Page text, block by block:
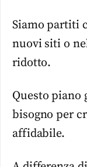
Siamo partiti
nuovi siti o
ridotto.
Questo piano
bisogno per
affidabile.